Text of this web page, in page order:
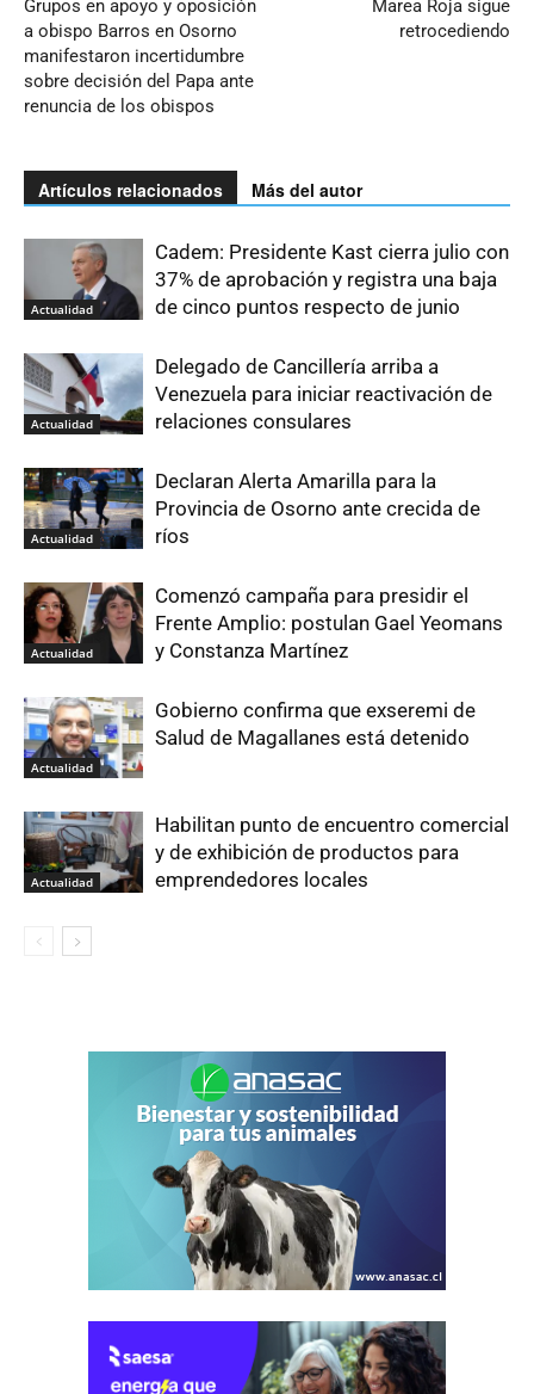
Grupos en apoyo y oposición
a obispo Barros en Osorno
manifestaron incertidumbre
sobre decisión del Papa ante
renuncia de los obispos
Marea Roja sigue
retrocediendo
Artículos relacionados Más del autor
Actualidad
Cadem: Presidente Kast cierra julio con
37% de aprobación y registra una baja
de cinco puntos respecto de junio
Actualidad
Delegado de Cancillería arriba a
Venezuela para iniciar reactivación de
relaciones consulares
Actualidad
Declaran Alerta Amarilla para la
Provincia de Osorno ante crecida de
ríos
Actualidad
Comenzó campaña para presidir el
Frente Amplio: postulan Gael Yeomans
y Constanza Martínez
Actualidad
Gobierno confirma que exseremi de
Salud de Magallanes está detenido
Actualidad
Habilitan punto de encuentro comercial
y de exhibición de productos para
emprendedores locales